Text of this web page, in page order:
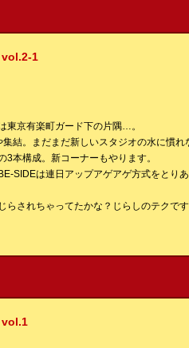
1
東京有楽町ガード下の片隅…。
結。まだまだ新しいスタジオの水に慣
本構成。新コーナーもやります。
SIDEは連日アップアゲアゲ方式をとりあ
らされちゃってたかな？じらしのテクで